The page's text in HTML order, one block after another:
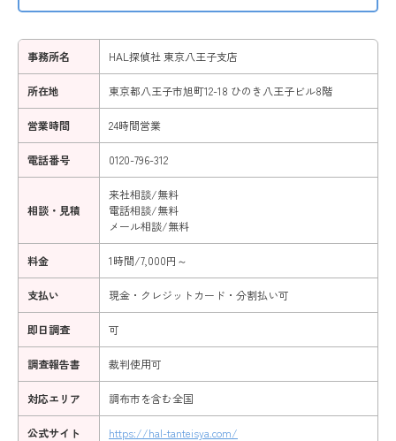
事務所名 HAL探偵社 東京八王子支店
所在地 東京都八王子市旭町12-18 ひのき八王子ビル8階
営業時間 24時間営業
電話番号 0120-796-312
相談・見積
来社相談/無料
電話相談/無料
メール相談/無料
料金 1時間/7,000円～
支払い 現金・クレジットカード・分割払い可
即日調査 可
調査報告書 裁判使用可
対応エリア 調布市を含む全国
公式サイト https://hal-tanteisya.com/